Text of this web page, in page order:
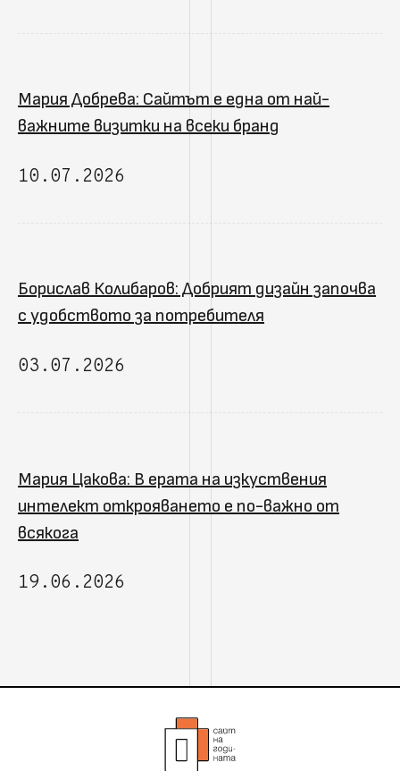
Мария Добрева: Сайтът е една от най-
важните визитки на всеки бранд
10.07.2026
Борислав Колибаров: Добрият дизайн започва
с удобството за потребителя
03.07.2026
Мария Цакова: В ерата на изкуствения
интелект открояването е по-важно от
всякога
19.06.2026